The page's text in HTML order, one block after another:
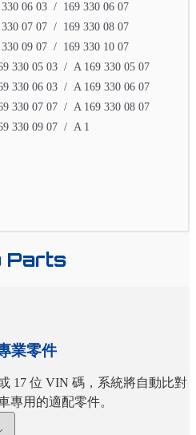
330 06 03
169 330 06 07
330 07 07
169 330 08 07
330 09 07
169 330 10 07
330 05 03
A 169 330 05 07
330 06 03
A 169 330 06 07
330 07 07
A 169 330 08 07
330 09 07
A 1
Parts
業零件
17 位 VIN 碼，系統將自動比對
專用的適配零件。